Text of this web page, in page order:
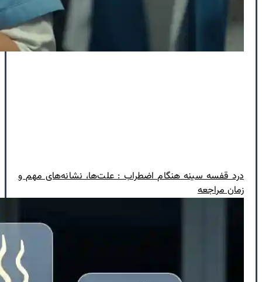
درد قفسه سینه هنگام اضطراب : علت‌ها، نشانه‌های مهم و
زمان مراجعه